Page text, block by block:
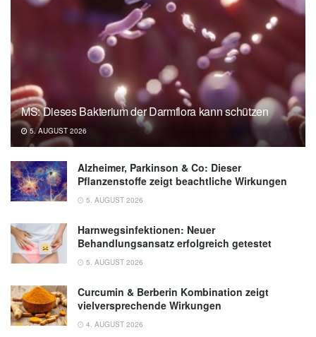
Integrated Myofibrillar Protein Synthesis
Between Endurance-Trained Master Athletes
and Untrained Older Individuals, (Abruf:
01.09.2019),
Frontiers in Physiology
MS: Dieses Bakterium der Darmflora kann schützen
5. AUGUST 2026
Alzheimer, Parkinson & Co: Dieser
Pflanzenstoffe zeigt beachtliche Wirkungen
5. AUGUST 2026
Harnwegsinfektionen: Neuer
Behandlungsansatz erfolgreich getestet
5. AUGUST 2026
Curcumin & Berberin Kombination zeigt
vielversprechende Wirkungen
4. AUGUST 2026